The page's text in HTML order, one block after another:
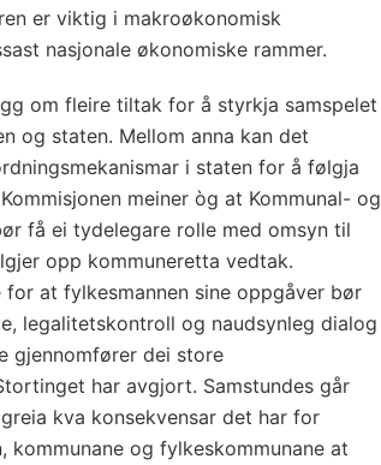
er viktig i makroøkonomisk
nasjonale økonomiske rammer.
om fleire tiltak for å styrkja samspelet
og staten. Mellom anna kan det
i staten for å følgja
meiner òg at Kommunal- og
få ei tydelegare rolle med omsyn til
opp kommuneretta vedtak.
at fylkesmannen sine oppgåver bør
legalitetskontroll og naudsynleg dialog
gjennomfører dei store
har avgjort. Samstundes går
kva konsekvensar det har for
kommunane og fylkeskommunane at